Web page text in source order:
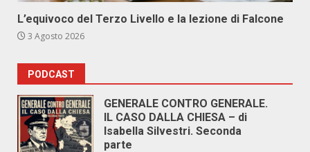
L’equivoco del Terzo Livello e la lezione di Falcone
3 Agosto 2026
PODCAST
GENERALE CONTRO GENERALE.
IL CASO DALLA CHIESA – di
Isabella Silvestri. Seconda
parte